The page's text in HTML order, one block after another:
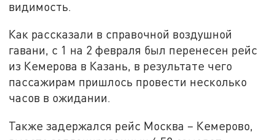
видимость.
Как рассказали в справочной воздушной
гавани, с 1 на 2 февраля был перенесен рейс
из Кемерова в Казань, в результате чего
пассажирам пришлось провести несколько
часов в ожидании.
Также задержался рейс Москва – Кемерово,